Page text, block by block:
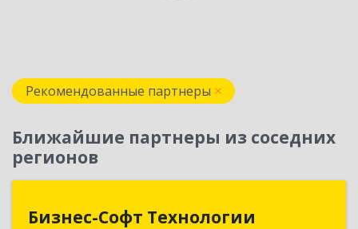
Рекомендованные партнеры
Ближайшие партнеры из соседних
регионов
Бизнес-Софт Технологии
Бизнес-Софт Технологии